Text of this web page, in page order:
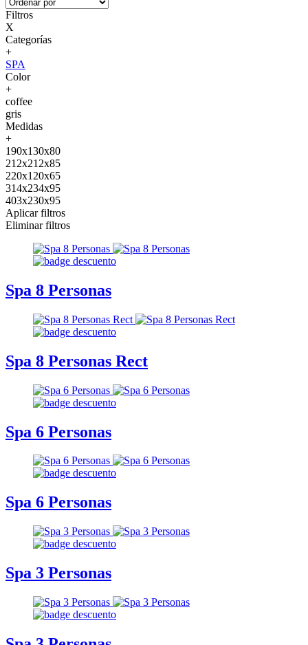
Filtros
X
Categorías
+
SPA
Color
+
coffee
gris
Medidas
+
190x130x80
212x212x85
220x120x65
314x234x95
403x230x95
Aplicar filtros
Eliminar filtros
Spa 8 Personas
Spa 8 Personas Rect
Spa 6 Personas
Spa 6 Personas
Spa 3 Personas